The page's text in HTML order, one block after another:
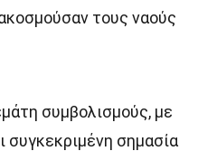
τους ναούς
συμβολισμούς, με
συγκεκριμένη σημασία